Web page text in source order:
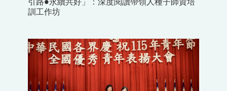
引路●永續共好」：深度閱讀帶領人種子師資培
訓工作坊